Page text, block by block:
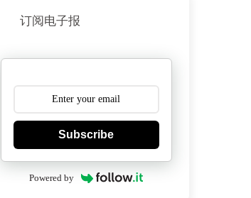
订阅电子报
Subscribe
Powered by